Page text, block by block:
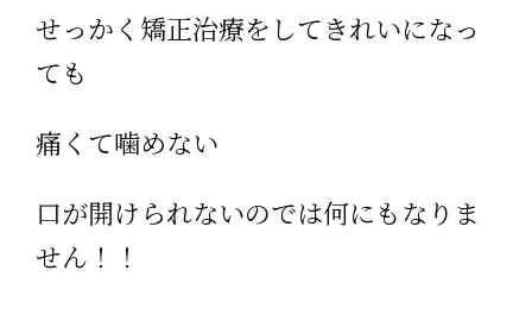
せっかく矯正治療をしてきれいになっ
ても
痛くて噛めない
口が開けられないのでは何にもなりま
せん！！